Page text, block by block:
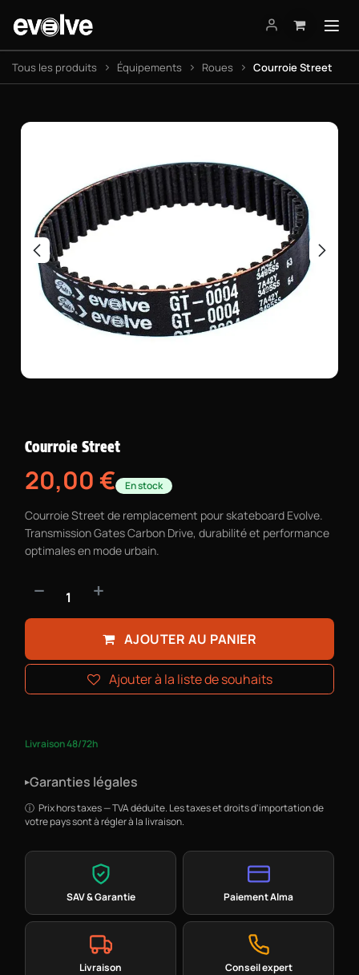
Tous les produits Équipements Roues Courroie Street
Courroie Street
20,00 € En stock
Courroie Street de remplacement pour skateboard Evolve.
Transmission Gates Carbon Drive, durabilité et performance
optimales en mode urbain.
AJOUTER AU PANIER
Ajouter à la liste de souhaits
Livraison 48/72h
▸Garanties légales
Prix hors taxes — TVA déduite. Les taxes et droits d'importation de
votre pays sont à régler à la livraison.
SAV & Garantie Paiement Alma
Livraison Conseil expert